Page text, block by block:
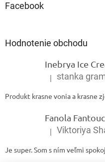
Facebook
Hodnotenie obchodu
Hodnotenie
| stanka
Produkt krasne vonia a krasne
Hodnotenie
| Viktoriya
Je super. Som s ním veľmi